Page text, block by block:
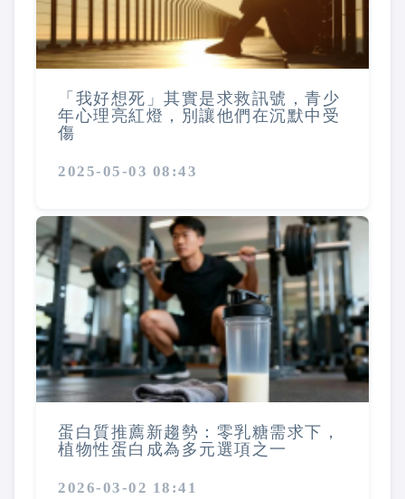
「我好想死」其實是求救訊號，青少
年心理亮紅燈，別讓他們在沉默中受
傷
2025-05-03 08:43
蛋白質推薦新趨勢：零乳糖需求下，
植物性蛋白成為多元選項之一
2026-03-02 18:41